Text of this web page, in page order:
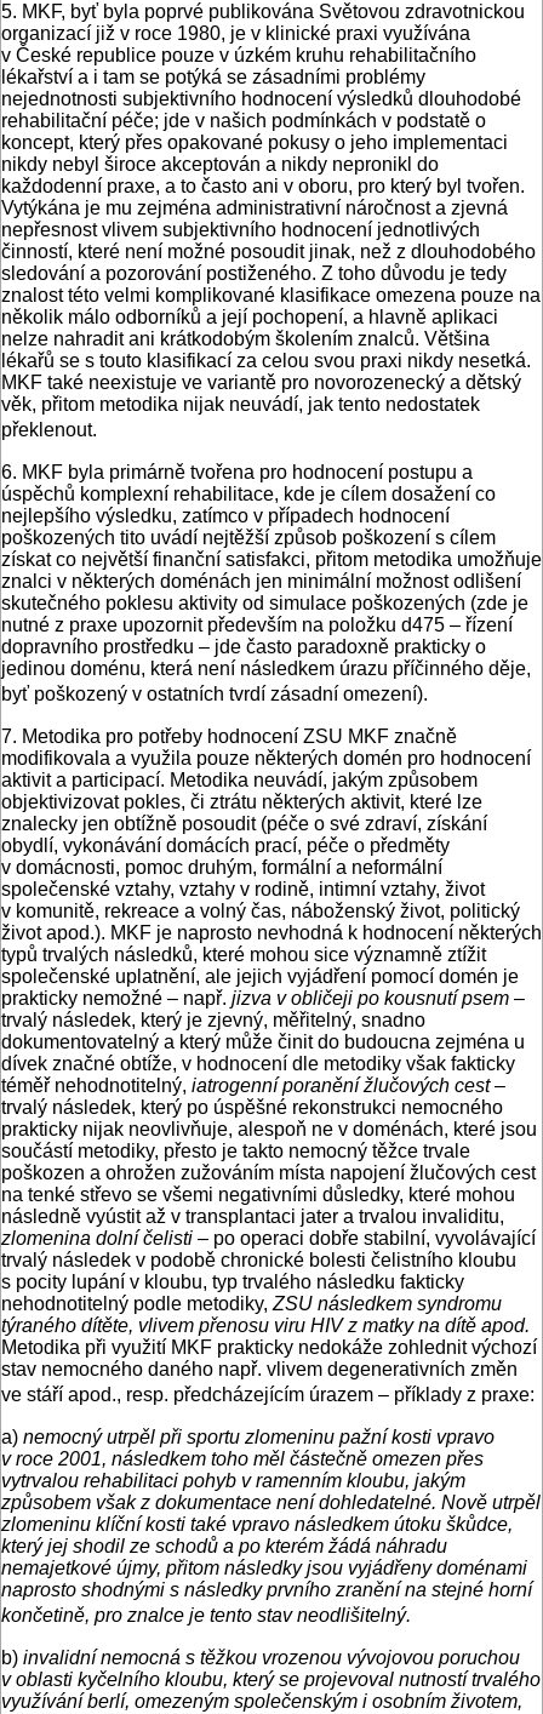
5. MKF, byť byla poprvé publikována Světovou zdravotnickou
organizací již v roce 1980, je v klinické praxi využívána
v České republice pouze v úzkém kruhu rehabilitačního
lékařství a i tam se potýká se zásadními problémy
nejednotnosti subjektivního hodnocení výsledků dlouhodobé
rehabilitační péče; jde v našich podmínkách v podstatě o
koncept, který přes opakované pokusy o jeho implementaci
nikdy nebyl široce akceptován a nikdy nepronikl do
každodenní praxe, a to často ani v oboru, pro který byl tvořen.
Vytýkána je mu zejména administrativní náročnost a zjevná
nepřesnost vlivem subjektivního hodnocení jednotlivých
činností, které není možné posoudit jinak, než z dlouhodobého
sledování a pozorování postiženého. Z toho důvodu je tedy
znalost této velmi komplikované klasifikace omezena pouze na
několik málo odborníků a její pochopení, a hlavně aplikaci
nelze nahradit ani krátkodobým školením znalců. Většina
lékařů se s touto klasifikací za celou svou praxi nikdy nesetká.
MKF také neexistuje ve variantě pro novorozenecký a dětský
věk, přitom metodika nijak neuvádí, jak tento nedostatek
překlenout.
6. MKF byla primárně tvořena pro hodnocení postupu a
úspěchů komplexní rehabilitace, kde je cílem dosažení co
nejlepšího výsledku, zatímco v případech hodnocení
poškozených tito uvádí nejtěžší způsob poškození s cílem
získat co největší finanční satisfakci, přitom metodika umožňuje
znalci v některých doménách jen minimální možnost odlišení
skutečného poklesu aktivity od simulace poškozených (zde je
nutné z praxe upozornit především na položku d475 – řízení
dopravního prostředku – jde často paradoxně prakticky o
jedinou doménu, která není následkem úrazu příčinného děje,
byť poškozený v ostatních tvrdí zásadní omezení).
7. Metodika pro potřeby hodnocení ZSU MKF značně
modifikovala a využila pouze některých domén pro hodnocení
aktivit a participací. Metodika neuvádí, jakým způsobem
objektivizovat pokles, či ztrátu některých aktivit, které lze
znalecky jen obtížně posoudit (péče o své zdraví, získání
obydlí, vykonávání domácích prací, péče o předměty
v domácnosti, pomoc druhým, formální a neformální
společenské vztahy, vztahy v rodině, intimní vztahy, život
v komunitě, rekreace a volný čas, náboženský život, politický
život apod.). MKF je naprosto nevhodná k hodnocení některých
typů trvalých následků, které mohou sice významně ztížit
společenské uplatnění, ale jejich vyjádření pomocí domén je
prakticky nemožné – např. jizva v obličeji po kousnutí psem –
trvalý následek, který je zjevný, měřitelný, snadno
dokumentovatelný a který může činit do budoucna zejména u
dívek značné obtíže, v hodnocení dle metodiky však fakticky
téměř nehodnotitelný, iatrogenní poranění žlučových cest–
trvalý následek, který po úspěšné rekonstrukci nemocného
prakticky nijak neovlivňuje, alespoň ne v doménách, které jsou
součástí metodiky, přesto je takto nemocný těžce trvale
poškozen a ohrožen zužováním místa napojení žlučových cest
na tenké střevo se všemi negativními důsledky, které mohou
následně vyústit až v transplantaci jater a trvalou invaliditu,
zlomenina dolní čelisti – po operaci dobře stabilní, vyvolávající
trvalý následek v podobě chronické bolesti čelistního kloubu
s pocity lupání v kloubu, typ trvalého následku fakticky
nehodnotitelný podle metodiky, ZSU následkem syndromu
týraného dítěte, vlivem přenosu viru HIV z matky na dítě apod.
Metodika při využití MKF prakticky nedokáže zohlednit výchozí
stav nemocného daného např. vlivem degenerativních změn
ve stáří apod., resp. předcházejícím úrazem – příklady z praxe:
a) nemocný utrpěl při sportu zlomeninu pažní kosti vpravo
v roce 2001, následkem toho měl částečně omezen přes
vytrvalou rehabilitaci pohyb v ramenním kloubu, jakým
způsobem však z dokumentace není dohledatelné. Nově utrpěl
zlomeninu klíční kosti také vpravo následkem útoku škůdce,
který jej shodil ze schodů a po kterém žádá náhradu
nemajetkové újmy, přitom následky jsou vyjádřeny doménami
naprosto shodnými s následky prvního zranění na stejné horní
končetině, pro znalce je tento stav neodlišitelný.
b) invalidní nemocná s těžkou vrozenou vývojovou poruchou
v oblasti kyčelního kloubu, který se projevoval nutností trvalého
využívání berlí, omezeným společenským i osobním životem,